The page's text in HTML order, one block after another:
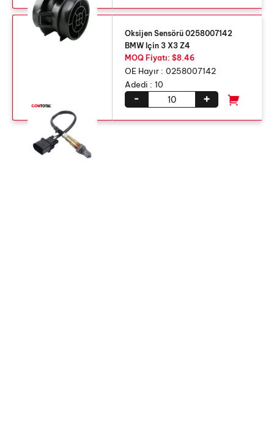
Oksijen Sensörü 0258007142
BMW Için 3 X3 Z4
MOQ Fiyatı: $8.46
OE Hayır : 0258007142
Adedi : 10
+
-